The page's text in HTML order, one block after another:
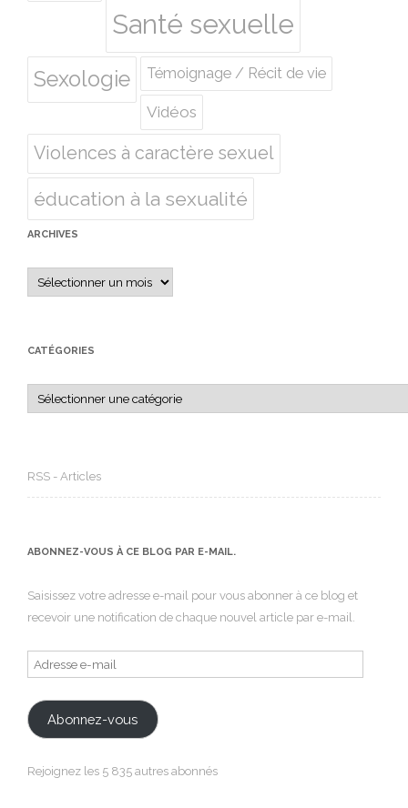
Santé sexuelle
Sexologie Témoignage / Récit de vie
Vidéos
Violences à caractère sexuel
éducation à la sexualité
ARCHIVES
Archives
CATÉGORIES
Catégories
RSS - Articles
ABONNEZ-VOUS À CE BLOG PAR E-MAIL.
Saisissez votre adresse e-mail pour vous abonner à ce blog et
recevoir une notification de chaque nouvel article par e-mail.
Adresse
e-
mail
Abonnez-vous
Rejoignez les 5 835 autres abonnés